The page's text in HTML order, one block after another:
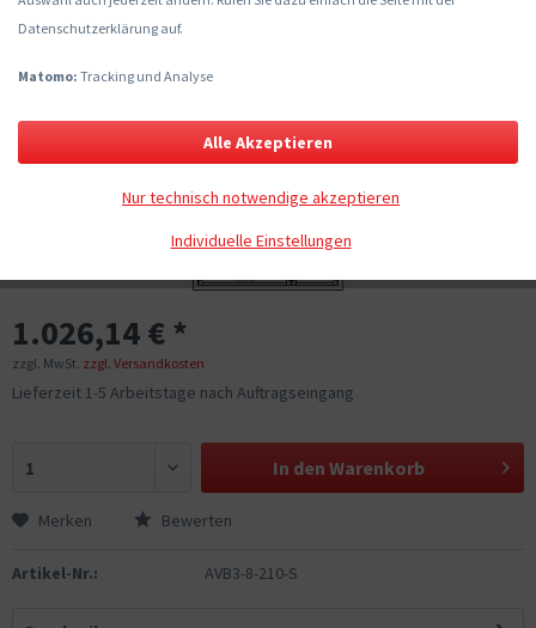
1.026,14 € *
zzgl. MwSt. zzgl. Versandkosten
Lieferzeit 1-5 Arbeitstage nach Auftragseingang
In den Warenkorb
Merken Bewerten
Artikel-Nr.: AVB3-8-210-S
Datenschutzerklärung auf.
Matomo: Tracking und Analyse
Individuelle Einstellungen
Nur technisch notwendige akzeptieren
Alle Akzeptieren